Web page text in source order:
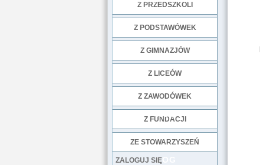
Z PRZEDSZKOLI
Z PODSTAWÓWEK
Z GIMNAZJÓW
Z LICEÓW
Z ZAWODÓWEK
Z FUNDACJI
ZE STOWARZYSZEŃ
LOG
ZALOGUJ SIĘ